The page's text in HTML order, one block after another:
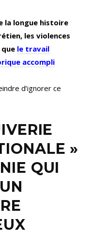
la longue histoire
les violences
que le travail
accompli
d’ignorer ce
»
QUI